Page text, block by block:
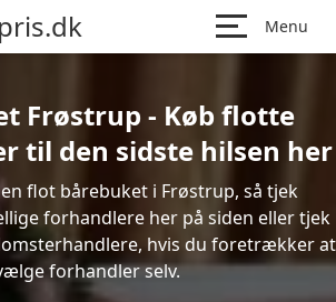
Menu
Frøstrup - Køb flotte
til den sidste hilsen her
flot bårebuket i Frøstrup, så tjek
forhandlere her på siden eller tjek
hvis du foretrækker at
forhandler selv.